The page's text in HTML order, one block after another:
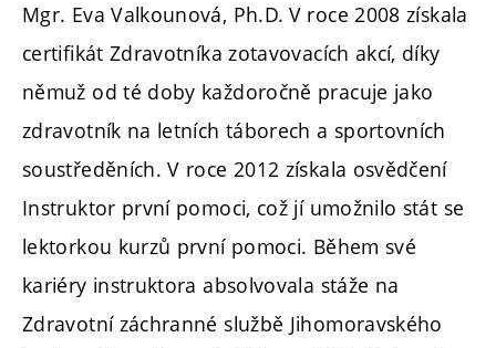
Mgr. Eva Valkounová, Ph.D. V roce 2008 získala
certifikát Zdravotníka zotavovacích akcí, díky
němuž od té doby každoročně pracuje jako
zdravotník na letních táborech a sportovních
soustředěních. V roce 2012 získala osvědčení
Instruktor první pomoci, což jí umožnilo stát se
lektorkou kurzů první pomoci. Během své
kariéry instruktora absolvovala stáže na
Zdravotní záchranné službě Jihomoravského